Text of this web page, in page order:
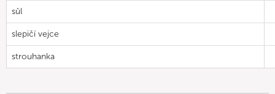
sůl
slepičí vejce
strouhanka